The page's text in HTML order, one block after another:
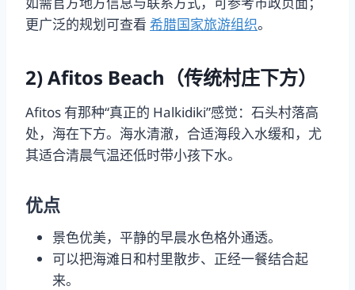
更广泛的规划可查看 希腊国家旅游组织。
2) Afitos Beach（传统村庄下方）
Afitos 有那种“真正的 Halkidiki”感觉：石头村落高
处，海在下方。海水清澈，合适海段入水缓和，尤
其适合清晨气温还低时带小孩下水。
优点
景色优美，平静的早晨水色格外通透。
可以把海滩日和村里散步、正经一餐结合起
来。